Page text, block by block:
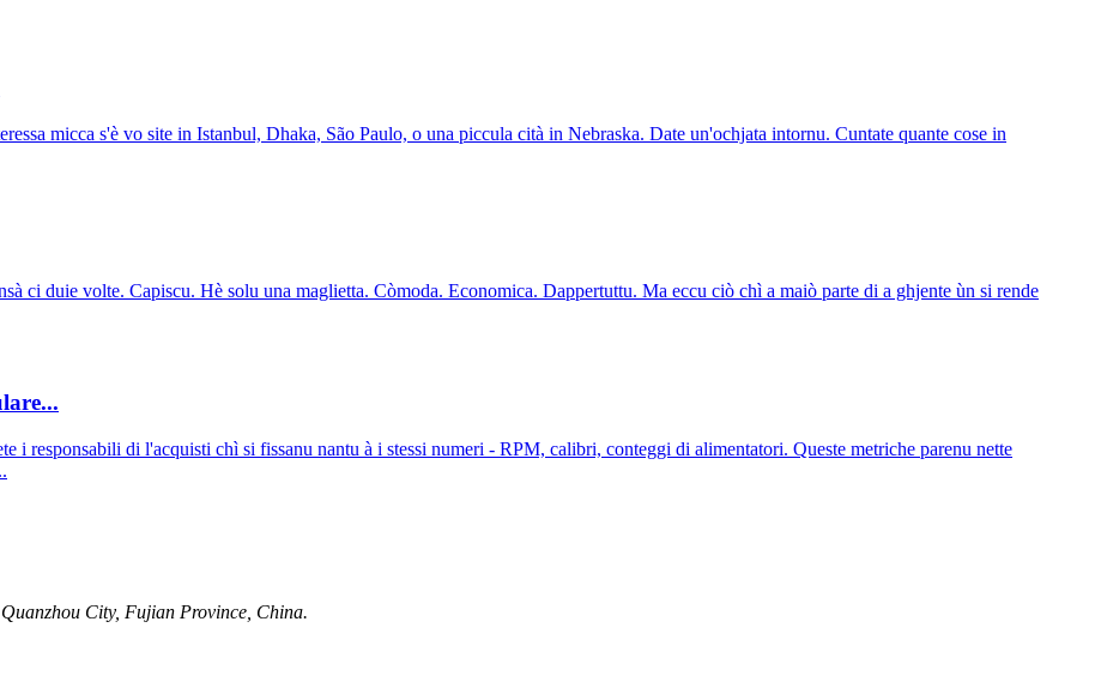
micca s'è vo site in Istanbul, Dhaka, São Paulo, o una piccula cità in Nebraska. Date un'ochjata intornu. Cuntate quante cose in
ci duie volte. Capiscu. Hè solu una maglietta. Còmoda. Economica. Dappertuttu. Ma eccu ciò chì a maiò parte di a ghjente ùn si rende
i responsabili di l'acquisti chì si fissanu nantu à i stessi numeri - RPM, calibri, conteggi di alimentatori. Queste metriche parenu nette
City, Fujian Province, China.